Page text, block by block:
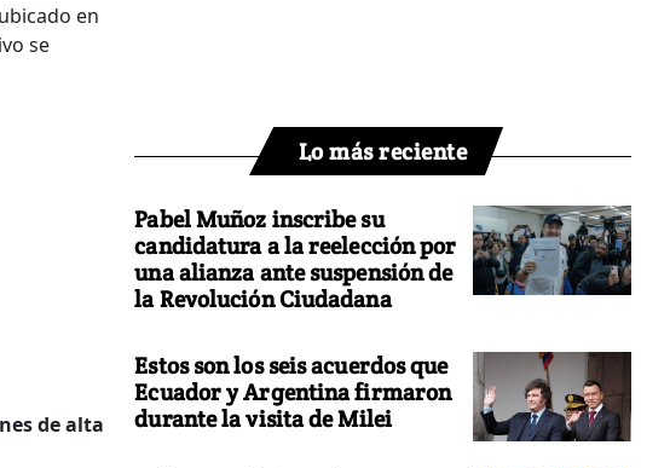
en
se
de alta
Lo más reciente
Pabel Muñoz inscribe su
candidatura a la reelección por
una alianza ante suspensión de
la Revolución Ciudadana
Estos son los seis acuerdos que
Ecuador y Argentina firmaron
durante la visita de Milei